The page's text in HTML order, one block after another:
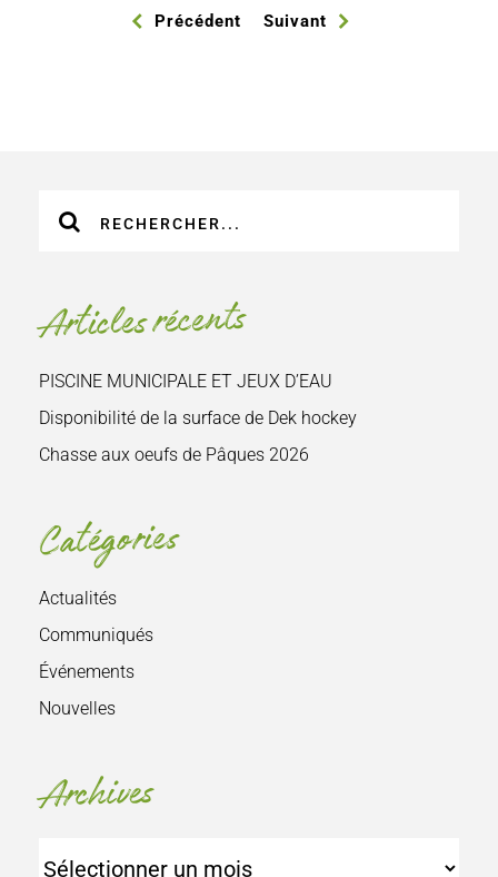
Précédent Suivant
sur
Articles récents
PISCINE MUNICIPALE ET JEUX D’EAU
Disponibilité de la surface de Dek hockey
Chasse aux oeufs de Pâques 2026
Catégories
Actualités
Communiqués
Événements
Nouvelles
Archives